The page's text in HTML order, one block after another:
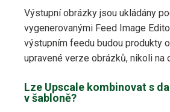
Výstupní obrázky jsou ukládány
vygenerovanými Feed Image
výstupním feedu budou produkty
upravené verze obrázků, nikoli na
Lze Upscale kombinovat s
v šabloně?